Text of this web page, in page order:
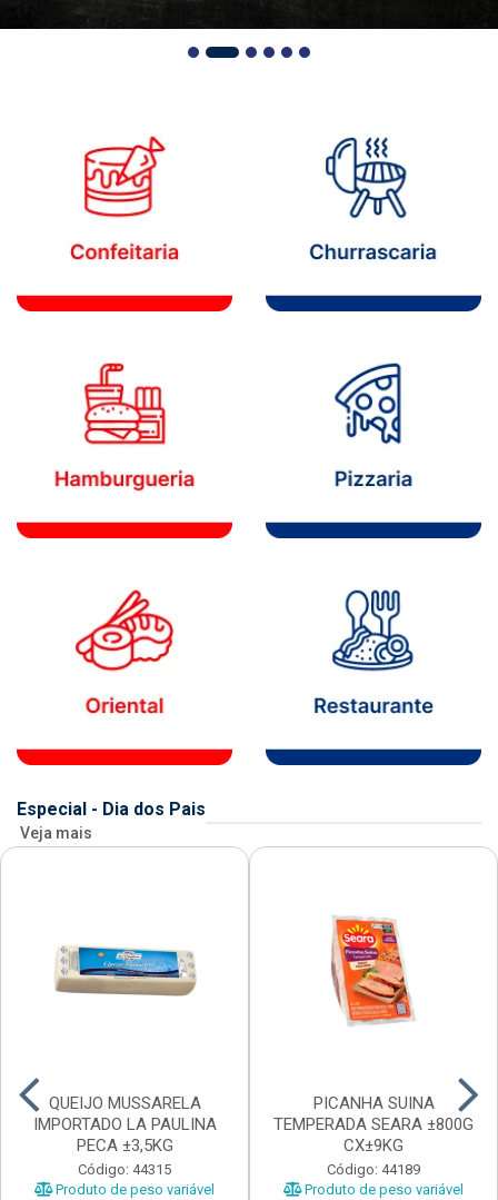
Especial - Dia dos Pais
Veja mais
QUEIJO MUSSARELA
IMPORTADO LA PAULINA
PECA ±3,5KG
Código: 44315
Produto de peso variável
PICANHA SUINA
TEMPERADA SEARA ±800G
CX±9KG
Código: 44189
Produto de peso variável